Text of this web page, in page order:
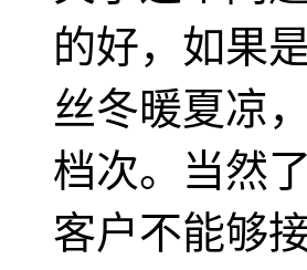
的好，如果
丝冬暖夏凉
档次。当然
客户不能够